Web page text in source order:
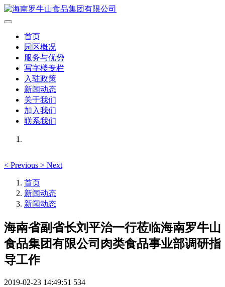
首页
园区概况
服务与优势
写字楼专栏
入驻政策
新闻动态
关于我们
加入我们
联系我们
< Previous > Next
首页
新闻动态
新闻动态
海南省副省长刘平治一行莅临海南罗牛山
食品集团有限公司肉类食品事业部调研指
导工作
2019-02-23 14:49:51 534